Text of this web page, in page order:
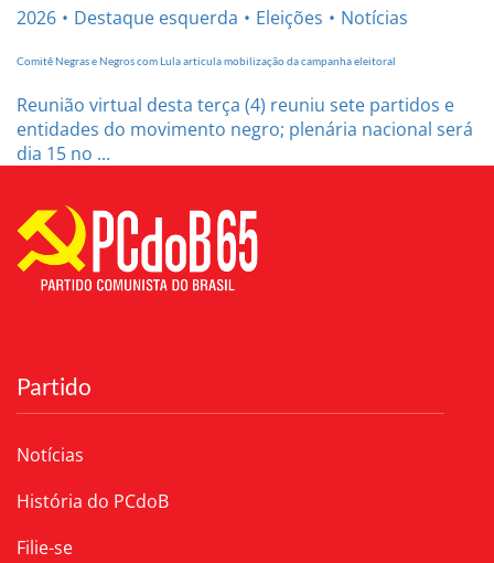
2026 Destaque esquerda Eleições Notícias
Comitê Negras e Negros com Lula articula mobilização da campanha eleitoral
Reunião virtual desta terça (4) reuniu sete partidos e
entidades do movimento negro; plenária nacional será
dia 15 no ...
Partido
Notícias
História do PCdoB
Filie-se